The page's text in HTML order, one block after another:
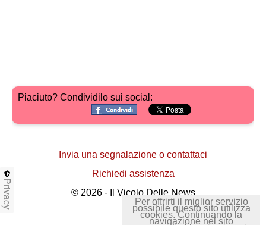
Piaciuto? Condividilo sui social:
Invia una segnalazione o contattaci
Richiedi assistenza
© 2026 - Il Vicolo Delle News
Per offrirti il miglior servizio
possibile questo sito utilizza
cookies. Continuando la
navigazione nel sito
Privacy